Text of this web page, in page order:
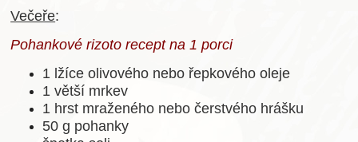
Večeře:
Pohankové rizoto recept na 1 porci
1 lžíce olivového nebo řepkového oleje
1 větší mrkev
1 hrst mraženého nebo čerstvého hrášku
50 g pohanky